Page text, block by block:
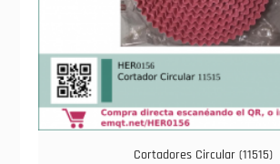
Cortadores Circular (11515)